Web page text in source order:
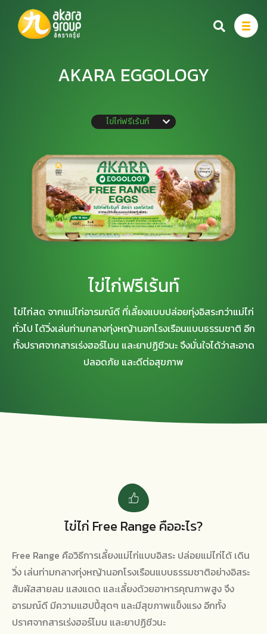
เกี่ยวกับเรา
จุดจำหน่ายสินค้า
AKARA EGGOLOGY
ไข่ไก่ฟรีเร้นท์
ไข่ไก่ฟรีเร้นท์
ไข่ไก่สด จากแม่ไก่อารมณ์ดี ที่เลี้ยงแบบปล่อยทุ่งอิสระกว่าแม่ไก่
ทั่วไป ได้วิ่งเล่นท่ามกลางทุ่งหญ้านอกโรงเรือนแบบธรรมชาติ อีก
ทั้งปราศจากสารเร่งฮอร์โมน และยาปฏิชีวนะ จึงมั่นใจได้ว่าสะอาด
ปลอดภัย และดีต่อสุขภาพ
ไข่ไก่ Free Range คืออะไร?
Free Range คือวิธีการเลี้ยงแม่ไก่แบบอิสระ ปล่อยแม่ไก่ได้ เดิน
วิ่ง เล่นท่ามกลางทุ่งหญ้านอกโรงเรือนแบบธรรมชาติอย่างอิสระ
สัมผัสสายลม แสงแดด และเลี้ยงด้วยอาหารคุณภาพสูง จึง
อารมณ์ดี มีความแฮปปี้สุดๆ และมีสุขภาพแข็งแรง อีกทั้ง
ปราศจากสารเร่งฮอร์โมน และยาปฏิชีวนะ